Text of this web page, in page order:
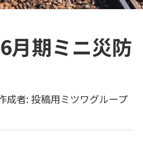
期ミニ災防
成者: 投稿用ミツワグループ